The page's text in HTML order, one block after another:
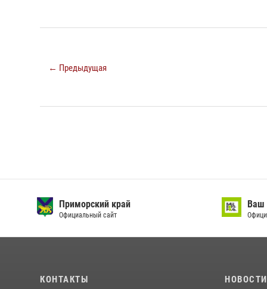
← Предыдущая
Приморский край
Официальный сайт
Ваш
КОНТАКТЫ НОВОСТИ